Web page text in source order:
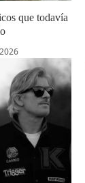
que todavía